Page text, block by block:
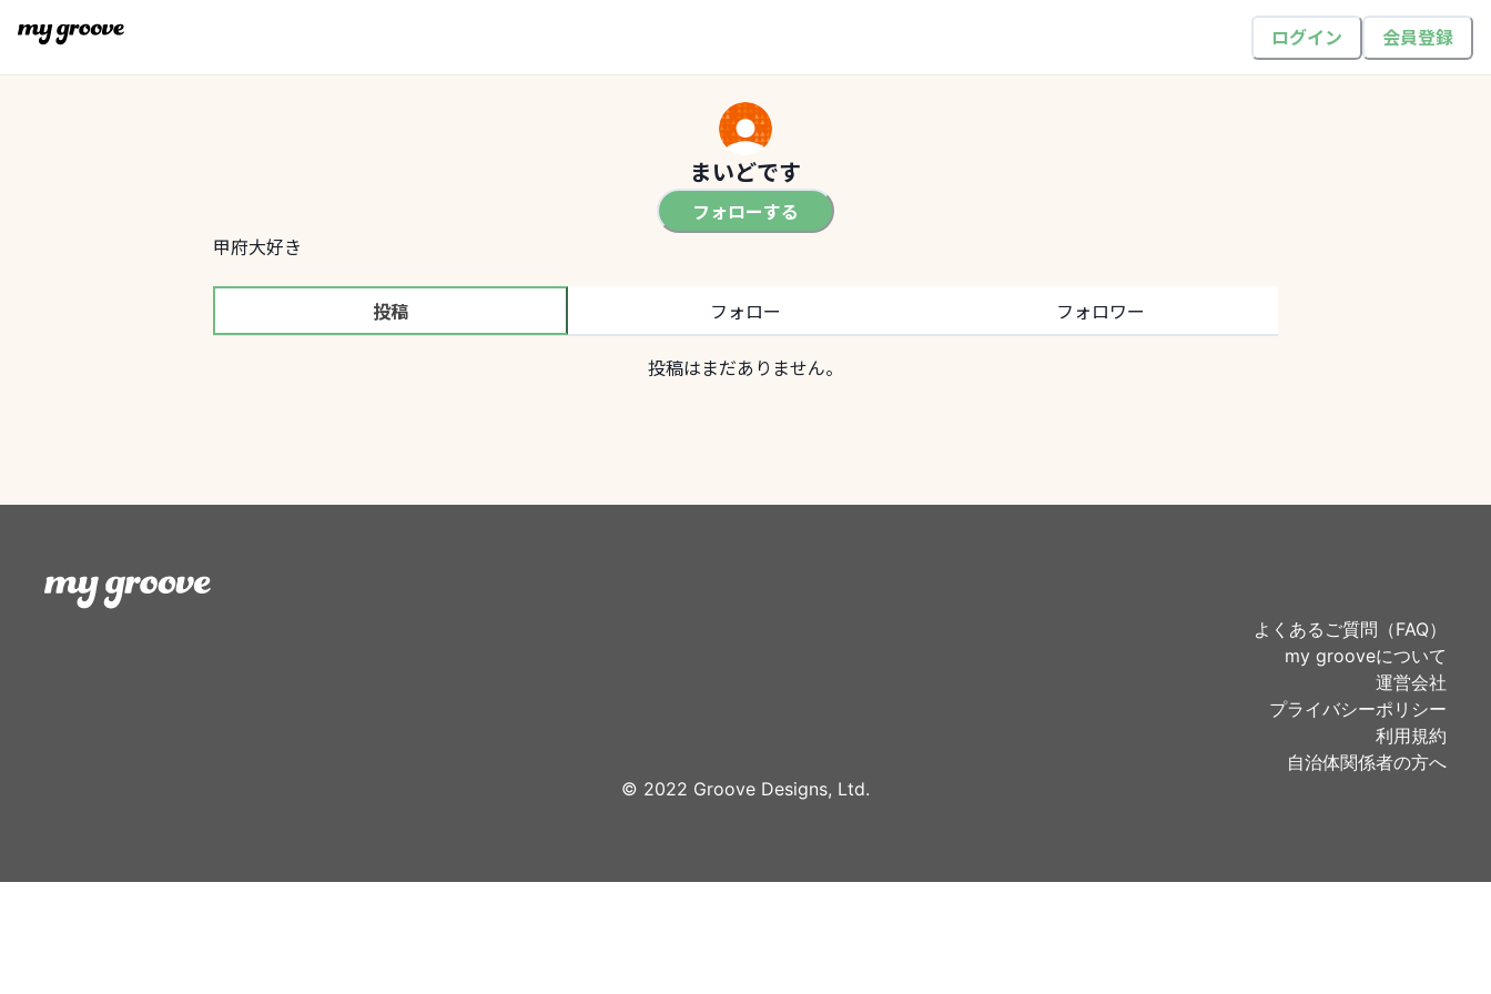
ログイン 会員登録
まいどです
フォローする
甲府大好き
投稿 フォロー フォロワー
投稿はまだありません。
よくあるご質問（FAQ）
my grooveについて
運営会社
プライバシーポリシー
利用規約
自治体関係者の方へ
©︎ 2022 Groove Designs, Ltd.